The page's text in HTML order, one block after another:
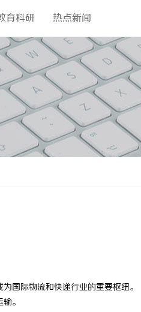
育科研 热点新闻
国际物流和快递行业的重要枢纽。
。